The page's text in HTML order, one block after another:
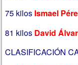
75 kilos Ismael
81 kilos David
CLASIFICACIÓN